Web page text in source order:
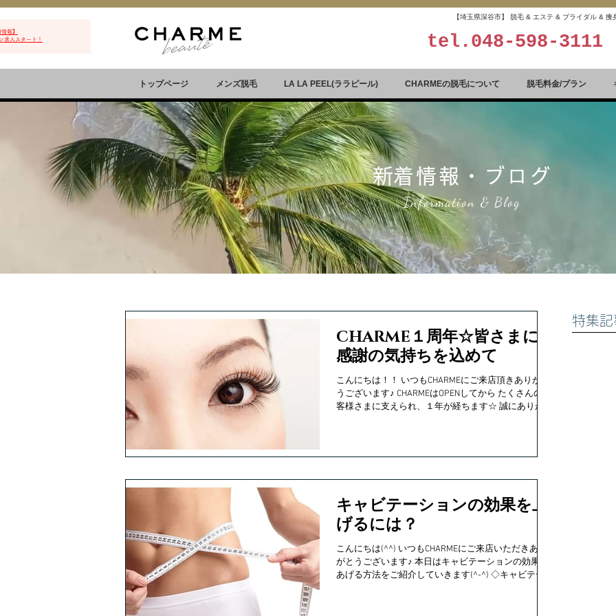
報】
求人スタート！
【埼玉県深谷市】 脱毛 & エステ & ブライダル &
tel. 048-598-3111
トップページ メンズ脱毛 LA LA PEEL(ララピール) CHARMEの脱毛について 脱毛料金/プラン
​新着情報・ブログ
Information & Blog
CHARME１周年☆皆さまに
感謝の気持ちを込めて
こんにちは！！ いつもCHARMEにご来店頂きありがと
うございます♪ CHARMEはOPENしてから たくさんのお
客様さまに支えられ、１年が経ちます☆ 誠にありがと
キャビテーションの効果を上
げるには？
こんにちは(^^) いつもCHARMEにご来店いただきあり
がとうございます♪ 本日はキャビテーションの効果を
あげる方法をご紹介していきます(^-^) ◇キャビテーシ
特集記